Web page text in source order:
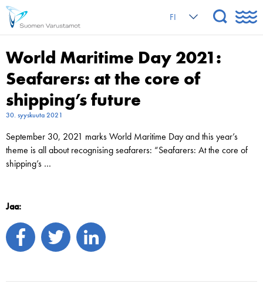
FI
World Maritime Day 2021:
Seafarers: at the core of
shipping’s future
30. syyskuuta 2021
September 30, 2021 marks World Maritime Day and this year’s
theme is all about recognising seafarers: “Seafarers: At the core of
shipping’s …
Jaa: